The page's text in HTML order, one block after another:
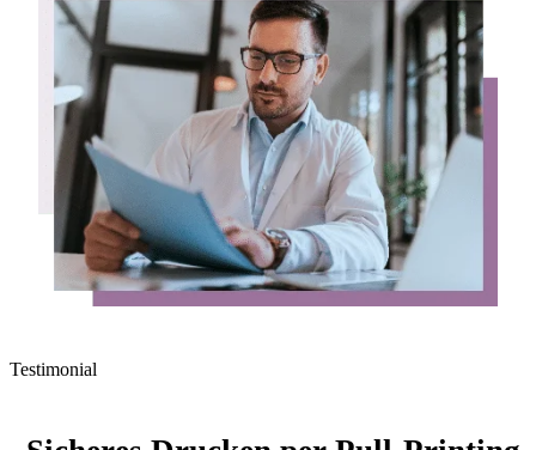
Testimonial